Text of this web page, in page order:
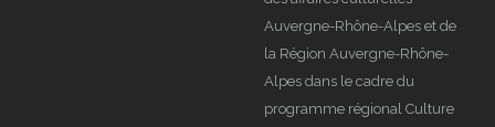
Auvergne-Rhône-Alpes et de
la Région Auvergne-Rhône-
Alpes dans le cadre du
programme régional Culture